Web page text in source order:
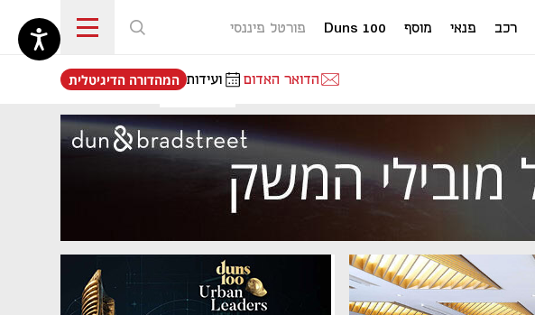
רכב פנאי מוסף Duns 100 פורטל פיננסי
הדואר האדום ועידות
נפתח בכרטיסייה חדשה
המהדורה הדיגיטלית